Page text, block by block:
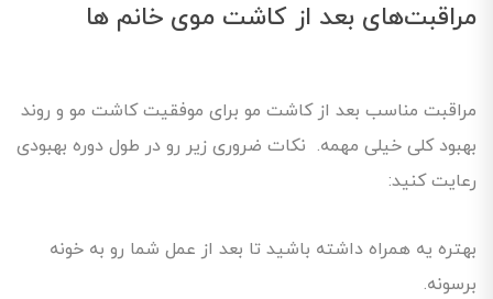
مراقبت‌های بعد از کاشت موی خانم ها
مراقبت مناسب بعد از کاشت مو برای موفقیت کاشت مو و روند
بهبود کلی خیلی مهمه. نکات ضروری زیر رو در طول دوره بهبودی
رعایت کنید:
بهتره یه همراه داشته باشید تا بعد از عمل شما رو به خونه
برسونه.